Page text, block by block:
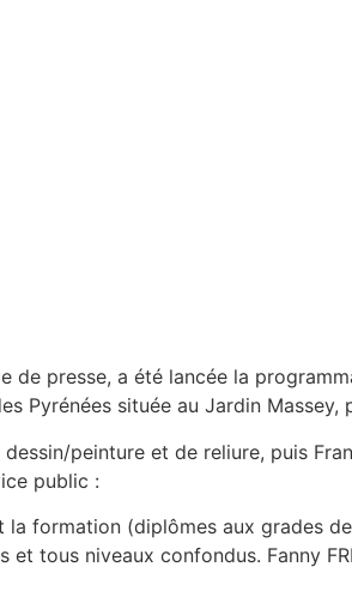
de presse, a été lancée la
Pyrénées située au Jardin
peinture et de reliure, puis
public :
la formation (diplômes aux grades
tous niveaux confondus. Fanny